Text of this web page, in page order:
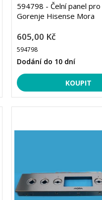
594798 - Čelní panel
Gorenje Hisense Mora
605,00 Kč
594798
Dodání do 10 dní